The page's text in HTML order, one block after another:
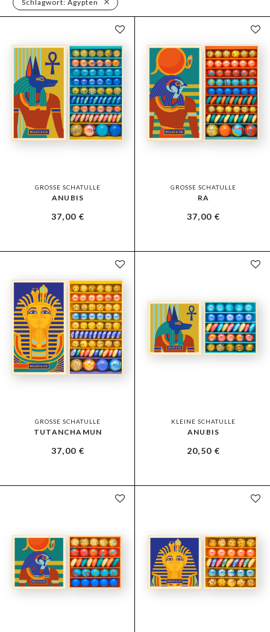
Schlagwort: Ägypten
GROSSE SCHATULLE
ANUBIS
37,00€
GROSSE SCHATULLE
RA
37,00€
GROSSE SCHATULLE
TUTANCHAMUN
37,00€
KLEINE SCHATULLE
ANUBIS
20,50€